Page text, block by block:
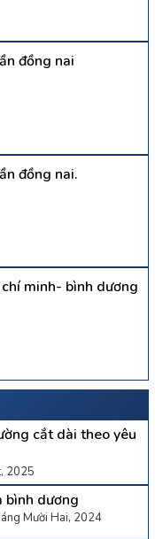
đồng nai
đồng nai.
minh- bình dương
cắt dài theo yêu
2025
bình dương
Mười Hai, 2024